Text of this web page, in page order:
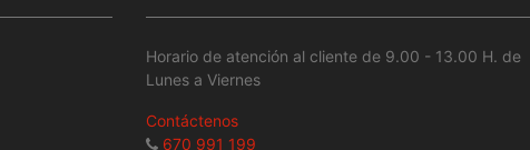
Horario de atención al cliente de 9.00 - 13.00 H. de
Lunes a Viernes
Contáctenos
670 991 199